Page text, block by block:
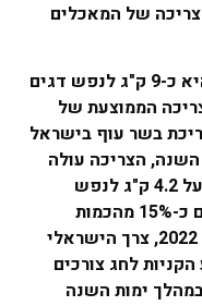
של המאכלים
אספקת הדגים הממוצעת בישראל היא כ-9 ק"ג לנפש דגים
הממוצעת של
השיווק בכ-73% • צריכת בשר עוף בישראל
הצריכה עולה
בכ-57% • אספקת הרימונים עומדת על 4.2 ק"ג לנפש
בשנה, בשבוע לפני ערב החג נמכרים כ-15% מהכמות
הנמכרת במהלך השנה כולה • בשנת 2022, צרך הישראלי
הקניות לחג צורכים